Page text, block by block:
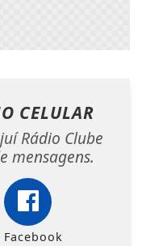
CELULAR
Rádio Clube
mensagens.
Facebook